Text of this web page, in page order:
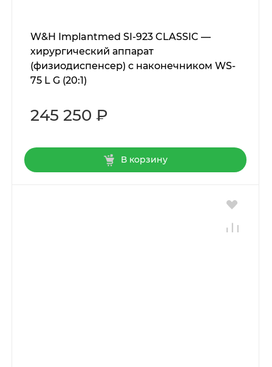
W&H Implantmed SI-923 CLASSIC —
хирургический аппарат
(физиодиспенсер) с наконечником WS-
75 L G (20:1)
245 250 ₽
В корзину